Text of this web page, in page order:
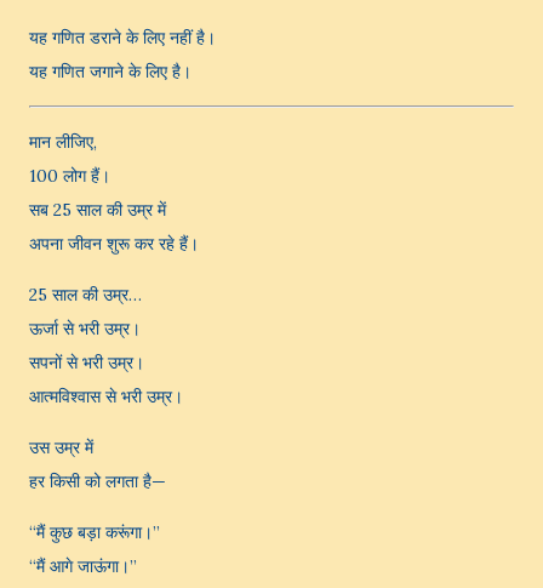
यह गणित डराने के लिए नहीं है।
यह गणित जगाने के लिए है।
मान लीजिए,
100 लोग हैं।
सब 25 साल की उम्र में
अपना जीवन शुरू कर रहे हैं।
25 साल की उम्र…
ऊर्जा से भरी उम्र।
सपनों से भरी उम्र।
आत्मविश्वास से भरी उम्र।
उस उम्र में
हर किसी को लगता है—
“मैं कुछ बड़ा करूंगा।”
“मैं आगे जाऊंगा।”